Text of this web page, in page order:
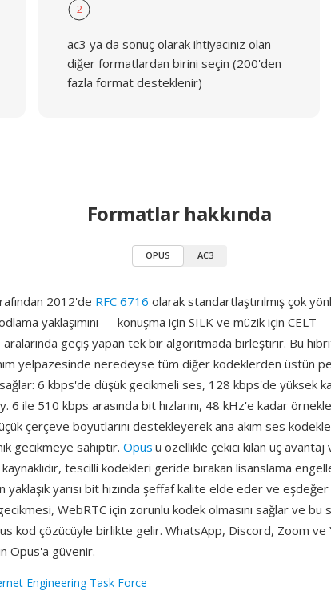
2
ac3 ya da sonuç olarak ihtiyacınız olan
diğer formatlardan birini seçin (200'den
fazla format desteklenir)
Formatlar hakkında
OPUS AC3
2012'de RFC 6716 olarak standartlaştırılmış çok
yaklaşımını — konuşma için SILK ve müzik için CELT
aralarında geçiş yapan tek bir algoritmada birleştirir. Bu
yelpazesinde neredeyse tüm diğer kodeklerden üstün
6 kbps'de düşük gecikmeli ses, 128 kbps'de yüksek
6 ile 510 kbps arasında bit hızlarını, 48 kHz'e kadar
çerçeve boyutlarını destekleyerek ana akım ses
gecikmeye sahiptir. Opus'ü özellikle çekici kılan üç avantaj
tescilli kodekleri geride bırakan lisanslama
yaklaşık yarısı bit hızında şeffaf kalite elde eder ve eşdeğer
WebRTC için zorunlu kodek olmasını sağlar ve
kod çözücüyle birlikte gelir. WhatsApp, Discord, Zoom
Opus'a güvenir.
Engineering Task Force